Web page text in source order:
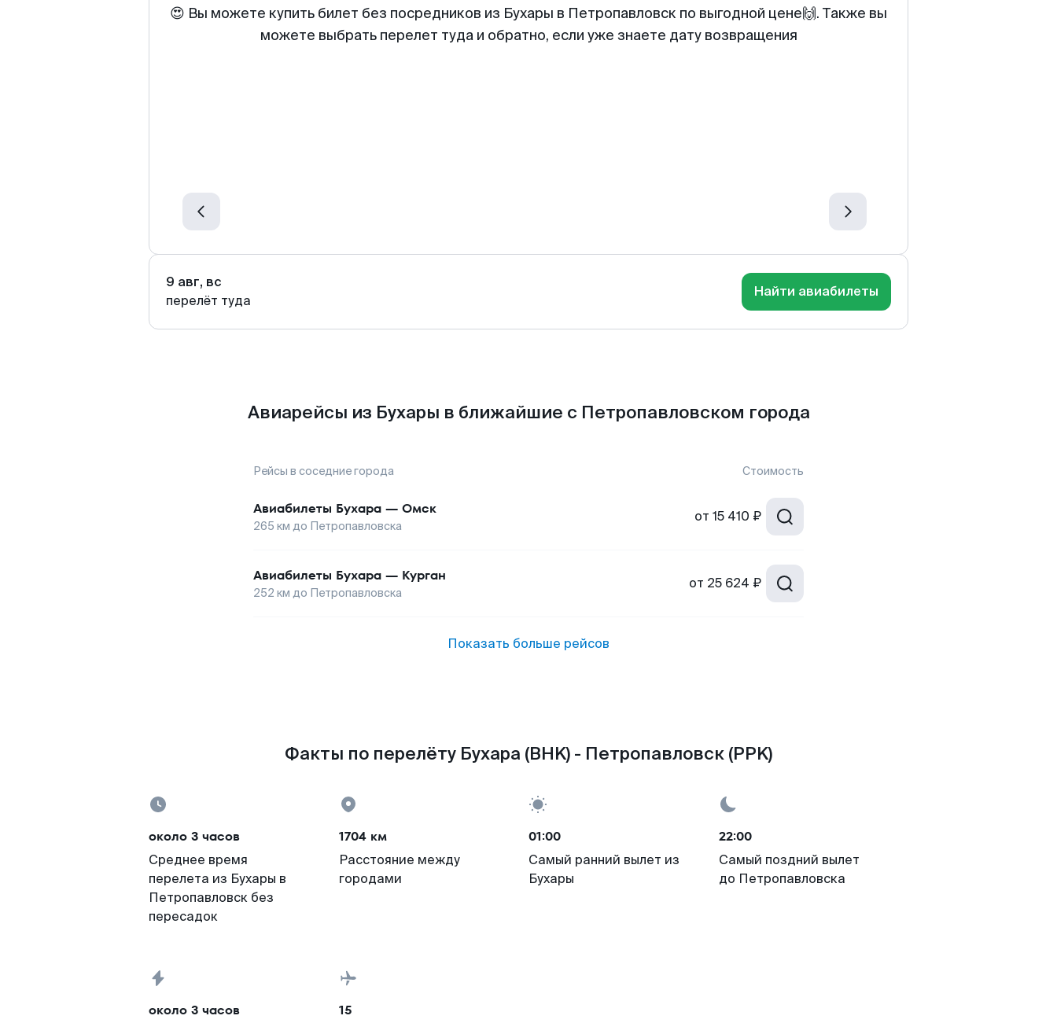
😍 Вы можете купить билет без посредников из Бухары в Петропавловск по выгодной цене🙌. Также вы
можете выбрать перелет туда и обратно, если уже знаете дату возвращения
9 авг, вс
перелёт туда
Найти авиабилеты
Авиарейсы из Бухары в ближайшие с Петропавловском города
Рейсы в соседние города Стоимость
Авиабилеты Бухара — Омск
265 км до Петропавловска
от 15 410 ₽
Авиабилеты Бухара — Курган
252 км до Петропавловска
от 25 624 ₽
Показать больше рейсов
Факты по перелёту Бухара (BHK) - Петропавловск (PPK)
около 3 часов
Среднее время
перелета из Бухары в
Петропавловск без
пересадок
1704 км
Расстояние между
городами
01:00
Самый ранний вылет из
Бухары
22:00
Самый поздний вылет
до Петропавловска
около 3 часов 15